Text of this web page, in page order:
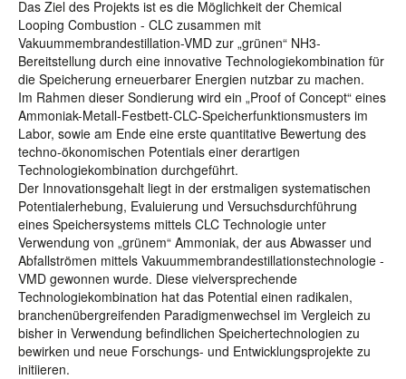
Das Ziel des Projekts ist es die Möglichkeit der Chemical
Looping Combustion - CLC zusammen mit
Vakuummembrandestillation-VMD zur „grünen“ NH3-
Bereitstellung durch eine innovative Technologiekombination für
die Speicherung erneuerbarer Energien nutzbar zu machen.
Im Rahmen dieser Sondierung wird ein „Proof of Concept“ eines
Ammoniak-Metall-Festbett-CLC-Speicherfunktionsmusters im
Labor, sowie am Ende eine erste quantitative Bewertung des
techno-ökonomischen Potentials einer derartigen
Technologiekombination durchgeführt.
Der Innovationsgehalt liegt in der erstmaligen systematischen
Potentialerhebung, Evaluierung und Versuchsdurchführung
eines Speichersystems mittels CLC Technologie unter
Verwendung von „grünem“ Ammoniak, der aus Abwasser und
Abfallströmen mittels Vakuummembrandestillationstechnologie -
VMD gewonnen wurde. Diese vielversprechende
Technologiekombination hat das Potential einen radikalen,
branchenübergreifenden Paradigmenwechsel im Vergleich zu
bisher in Verwendung befindlichen Speichertechnologien zu
bewirken und neue Forschungs- und Entwicklungsprojekte zu
initiieren.